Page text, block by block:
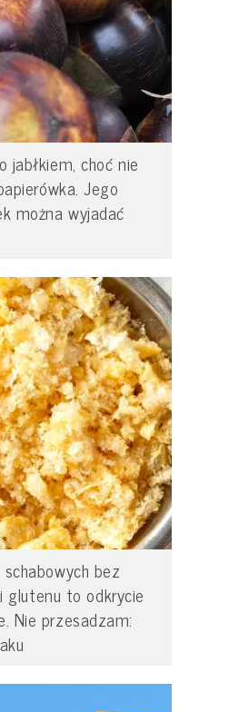
jabłkiem, choć nie
Jego
można wyjadać
bez
glutenu to odkrycie
Nie przesadzam: